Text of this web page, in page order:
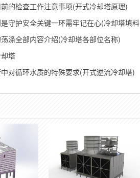
的检查工作注意事项(开式冷却塔原理)
守护安全关键一环需牢记在心(冷却塔填料
涤全部内容介绍(冷却塔各部位名称)
塔
对循环水质的特殊要求(开式逆流冷却塔)